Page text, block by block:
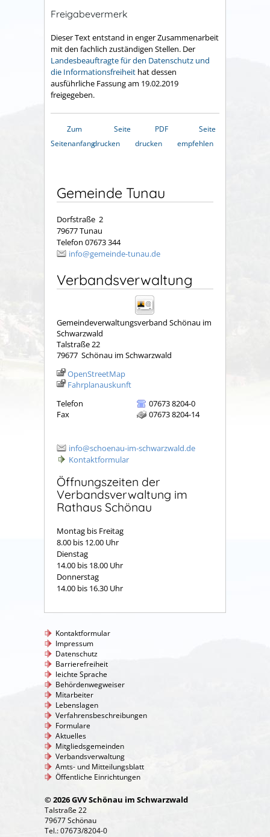
Freigabevermerk
Dieser Text entstand in enger Zusammenarbeit
mit den fachlich zuständigen Stellen. Der
Landesbeauftragte für den Datenschutz und
die Informationsfreiheit hat dessen
ausführliche Fassung am 19.02.2019
freigegeben.
Zum
Seitenanfang
Seite
drucken
PDF
drucken
Seite
empfehlen
Gemeinde Tunau
Dorfstraße 2
79677 Tunau
Telefon 07673 344
info@gemeinde-tunau.de
Verbandsverwaltung
Gemeindeverwaltungsverband Schönau im
Schwarzwald
Talstraße 22
79677 Schönau im Schwarzwald
OpenStreetMap
Fahrplanauskunft
Telefon
07673 8204-0
Fax
07673 8204-14
info@schoenau-im-schwarzwald.de
Kontaktformular
Öffnungszeiten der
Verbandsverwaltung im
Rathaus Schönau
Montag bis Freitag
8.00 bis 12.00 Uhr
Dienstag
14.00 bis 18.00 Uhr
Donnerstag
14.00 bis 16.30 Uhr
Kontaktformular
Impressum
Datenschutz
Barrierefreiheit
leichte Sprache
Behördenwegweiser
Mitarbeiter
Lebenslagen
Verfahrensbeschreibungen
Formulare
Aktuelles
Mitgliedsgemeinden
Verbandsverwaltung
Amts- und Mitteilungsblatt
Öffentliche Einrichtungen
© 2026 GVV Schönau im Schwarzwald
Talstraße 22
79677 Schönau
Tel.: 07673/8204-0